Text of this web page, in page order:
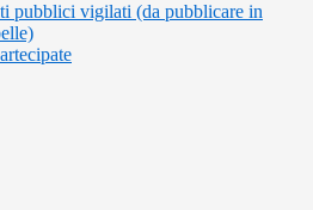
pubblici vigilati (da pubblicare in